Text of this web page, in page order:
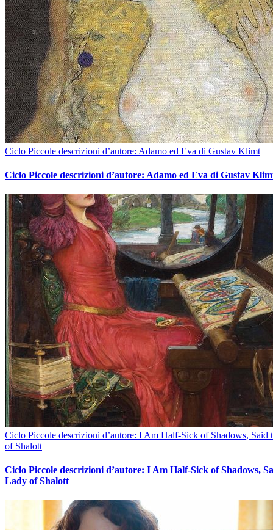
Ciclo Piccole descrizioni d’autore: Adamo ed Eva di Gustav Klimt
Ciclo Piccole descrizioni d’autore: Adamo ed Eva di Gustav
Ciclo Piccole descrizioni d’autore: I Am Half-Sick of Shadows, Said
of Shalott
Ciclo Piccole descrizioni d’autore: I Am Half-Sick of Shadows,
Lady of Shalott